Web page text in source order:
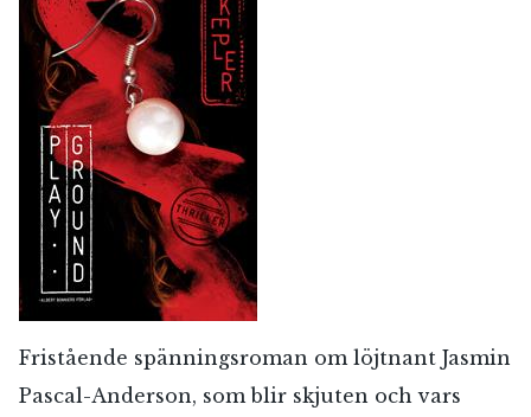
Fristående spänningsroman om löjtnant Jasmin
Pascal-Anderson, som blir skjuten och vars